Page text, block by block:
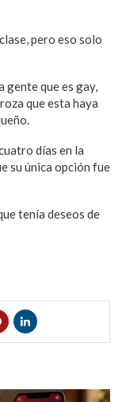
pero eso solo
gente que es gay,
que esta haya
días en la
su única opción fue
tenía deseos de